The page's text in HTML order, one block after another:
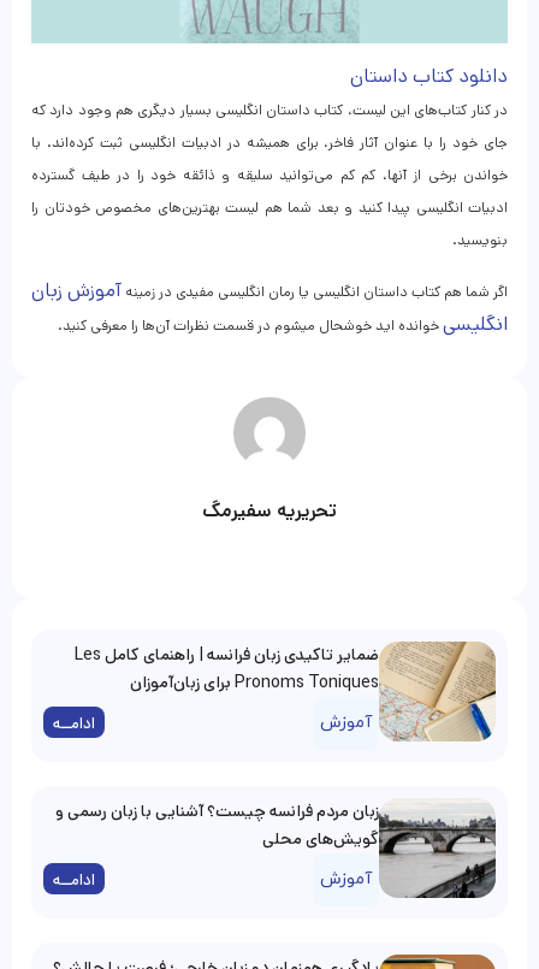
دانلود کتاب داستان
در کنار کتاب‌های این لیست، کتاب داستان انگلیسی بسیار دیگری هم وجود دارد که
جای خود را با عنوان آثار فاخر، برای همیشه در ادبیات انگلیسی ثبت کرده‌اند. با
خواندن برخی از آنها، کم کم می‌توانید سلیقه و ذائقه خود را در طیف گسترده
ادبیات انگلیسی پیدا کنید و بعد شما هم لیست بهترین‌های مخصوص خودتان را
بنویسید.
اگر شما هم کتاب داستان انگلیسی یا رمان انگلیسی مفیدی در زمینه آموزش زبان
انگلیسیخوانده اید خوشحال میشوم در قسمت نظرات آن‌ها را معرفی کنید.
تحریریه سفیرمگ
ضمایر تاکیدی زبان فرانسه | راهنمای کامل Les
Pronoms Toniques برای زبان‌آموزان
آموزش ادامــه
زبان مردم فرانسه چیست؟ آشنایی با زبان رسمی و
گویش‌های محلی
آموزش ادامــه